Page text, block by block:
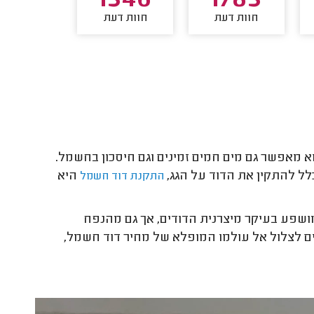
חוות דעת חוות דעת
מאפשר גם מים חמים זמינים וגם חיסכון בחשמל.
להתקין את הדוד על הגג, התקנת דוד חשמל היא
בעיקר מיצרנית הדודים, אך גם מהנפח
לצלול אל עולמו המופלא של מחיר דוד חשמל,